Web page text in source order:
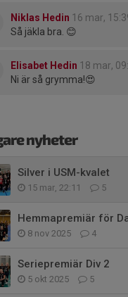
Niklas Hedin 16 mar,
Så jäkla bra. 😊
Elisabet Hedin 18 mar,
Ni är så grymma!😍
nyheter
Silver i USM-kvalet
15 mar, 22:11 5
Hemmapremiär för
8 nov 2025 4
Seriepremiär Div 2
5 okt 2025 5